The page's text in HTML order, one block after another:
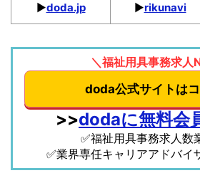
▶︎doda.jp ▶︎rikunavi
＼福祉用具事務求人
doda公式サイトは
>>dodaに無料会
✅福祉用具事務求人数
✅業界専任キャリアアドバイ